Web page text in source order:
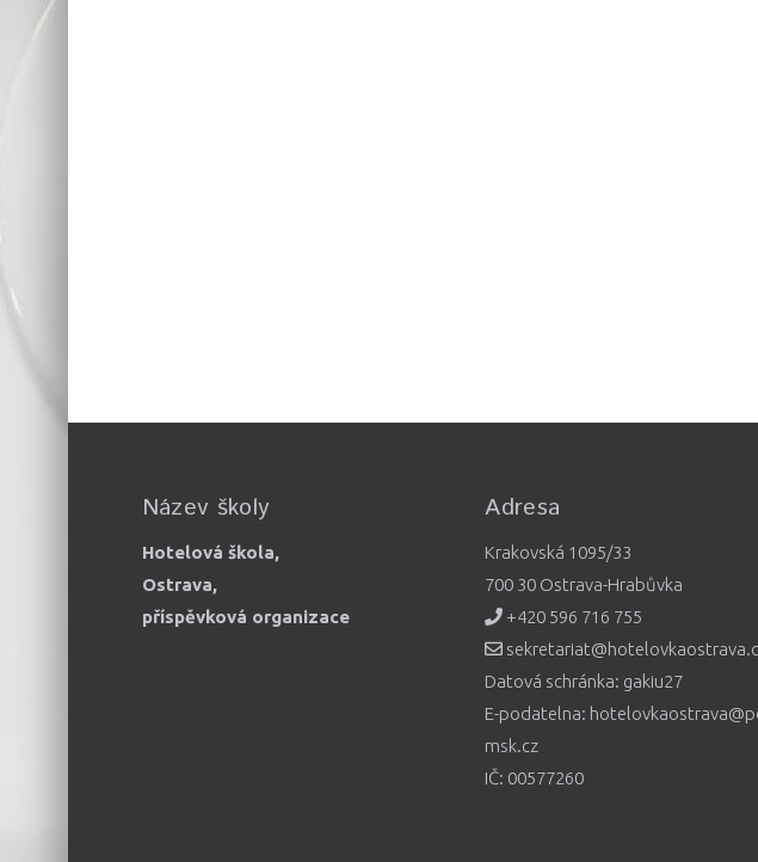
Název školy
Hotelová škola,
Ostrava,
příspěvková organizace
Adresa
Krakovská 1095/33
700 30 Ostrava-Hrabůvka
+420 596 716 755
Datová schránka: gakiu27
E-podatelna:
msk.cz
IČ: 00577260